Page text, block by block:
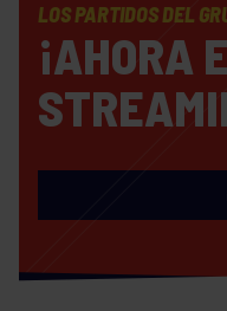
LOS PARTIDOS DEL
¡AHORA